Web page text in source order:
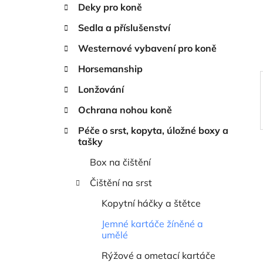
Deky pro koně
Sedla a příslušenství
Westernové vybavení pro koně
Horsemanship
Lonžování
Ochrana nohou koně
Péče o srst, kopyta, úložné boxy a
tašky
Box na čištění
Čištění na srst
Kopytní háčky a štětce
Jemné kartáče žíněné a
umělé
Rýžové a ometací kartáče